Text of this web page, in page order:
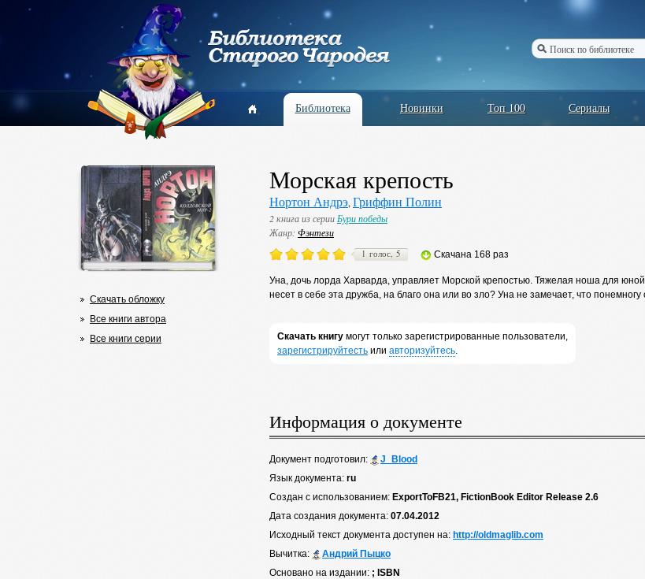
Библиотека Новинки Топ 100 Сериалы
Скачать обложку
Все книги автора
Все книги серии
Морская крепость
Нортон Андрэ, Гриффин Полин
2 книга из серии Бури победы
Жанр: Фэнтези
1 голос, 5 Скачана 168 раз
Уна, дочь лорда Харварда, управляет Морской крепостью. Тяжелая ноша для
несет в себе эта дружба, на благо она или во зло? Уна не замечает, что понемногу
Скачать книгу могут только зарегистрированные пользователи,
зарегистрируйтесть или авторизуйтесь.
Информация о документе
Документ подготовил:
J_Blood
Язык документа: ru
Создан с использованием: ExportToFB21, FictionBook Editor Release 2.6
Дата создания документа: 07.04.2012
Исходный текст документа доступен на: http://oldmaglib.com
Вычитка:
Андрий Пыцко
Основано на издании: ; ISBN